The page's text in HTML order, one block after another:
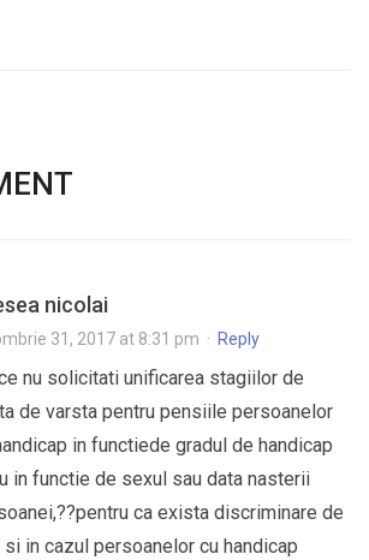
nicolai
31, 2017 at 8:31 pm · Reply
nu solicitati unificarea stagiilor de
de varsta pentru pensiile persoanelor
in functiede gradul de handicap
in functie de sexul sau data nasterii
ca exista discriminare de
si in cazul persoanelor cu handicap